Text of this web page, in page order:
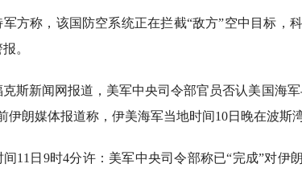
军方称，该国防空系统正在拦截“敌方”空中目标，
。
克斯新闻网报道，美军中央司令部官员否认美国海
伊朗媒体报道称，伊美海军当地时间10日晚在波斯
间11日9时4分许：美军中央司令部称已“完成”对伊